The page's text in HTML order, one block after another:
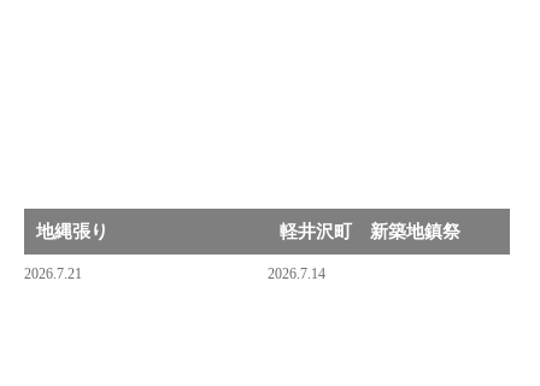
地縄張り 軽井沢町 新築地鎮祭
2026.7.21 2026.7.14